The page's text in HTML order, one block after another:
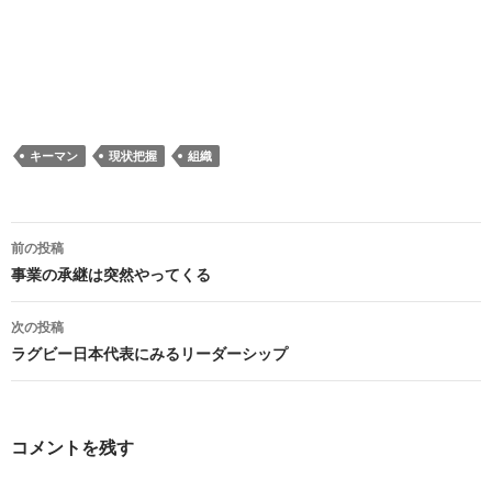
キーマン 現状把握 組織
投
稿
ナ
ゲ
前の投稿
事業の承継は突然やってくる
次の投稿
ラグビー日本代表にみるリーダーシップ
コメントを残す